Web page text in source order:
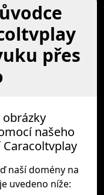
přes
obrázky
našeho
naší domény na
uvedeno níže: